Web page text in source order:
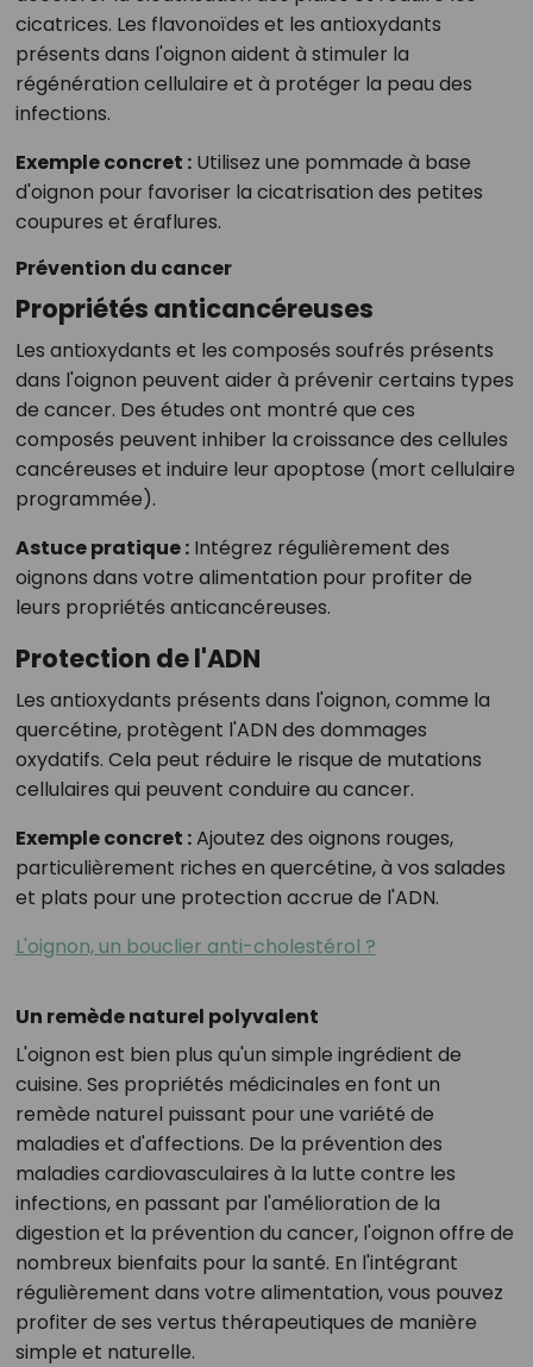
cicatrices. Les flavonoïdes et les antioxydants
présents dans l'oignon aident à stimuler la
régénération cellulaire et à protéger la peau des
infections.
Exemple concret :Utilisez une pommade à base
d'oignon pour favoriser la cicatrisation des petites
coupures et éraflures.
Prévention du cancer
Propriétés anticancéreuses
Les antioxydants et les composés soufrés présents
dans l'oignon peuvent aider à prévenir certains types
de cancer. Des études ont montré que ces
composés peuvent inhiber la croissance des cellules
cancéreuses et induire leur apoptose (mort cellulaire
programmée).
Astuce pratique :Intégrez régulièrement des
oignons dans votre alimentation pour profiter de
leurs propriétés anticancéreuses.
Protection de l'ADN
Les antioxydants présents dans l'oignon, comme la
quercétine, protègent l'ADN des dommages
oxydatifs. Cela peut réduire le risque de mutations
cellulaires qui peuvent conduire au cancer.
Exemple concret :Ajoutez des oignons rouges,
particulièrement riches en quercétine, à vos salades
et plats pour une protection accrue de l'ADN.
L'oignon, un bouclier anti-cholestérol ?
Un remède naturel polyvalent
L'oignon est bien plus qu'un simple ingrédient de
cuisine. Ses propriétés médicinales en font un
remède naturel puissant pour une variété de
maladies et d'affections. De la prévention des
maladies cardiovasculaires à la lutte contre les
infections, en passant par l'amélioration de la
digestion et la prévention du cancer, l'oignon offre de
nombreux bienfaits pour la santé. En l'intégrant
régulièrement dans votre alimentation, vous pouvez
profiter de ses vertus thérapeutiques de manière
simple et naturelle.